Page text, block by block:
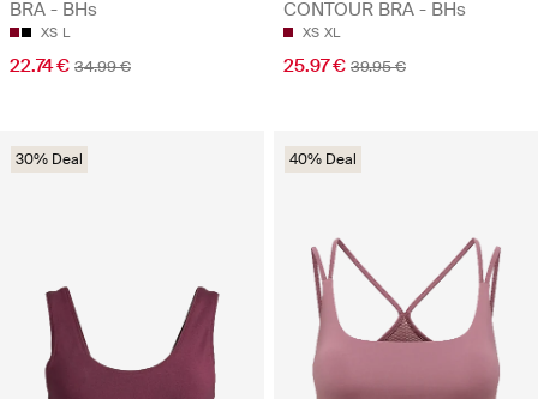
BRA - BHs
XS L
22.74 € 34.99 €
CONTOUR BRA - BHs
XS XL
25.97 € 39.95 €
30% Deal 40% Deal